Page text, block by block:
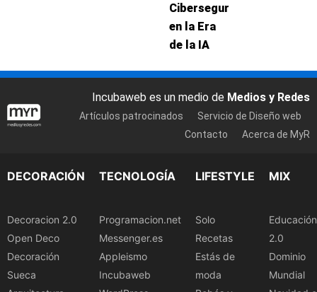
Ciberseguridad
en la Era
de la IA
Incubaweb es un medio de Medios y Redes
Artículos patrocinados
Servicio de Diseño web
Contacto
Acerca de MyR
DECORACIÓN
Decoracion 2.0
Open Deco
Decoración
Sueca
TECNOLOGÍA
Programacion.net
Messenger.es
Appleismo
Incubaweb
LIFESTYLE
Solo
Recetas
Estás de
moda
MIX
Educación
2.0
Dominio
Mundial